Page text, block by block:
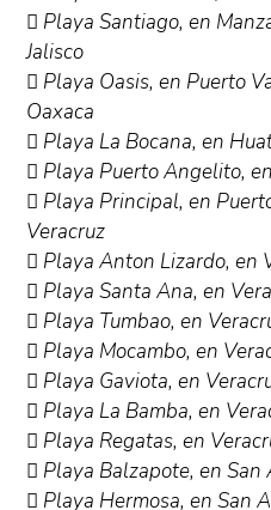
 Playa Santiago, en
Jalisco
 Playa Oasis, en Puerto
Oaxaca
 Playa La Bocana, en
 Playa Puerto Angelito,
 Playa Principal, en
Veracruz
 Playa Anton Lizardo, en
 Playa Santa Ana, en
 Playa Tumbao, en
 Playa Mocambo, en
 Playa Gaviota, en
 Playa La Bamba, en
 Playa Regatas, en
 Playa Balzapote, en
 Playa Hermosa, en San